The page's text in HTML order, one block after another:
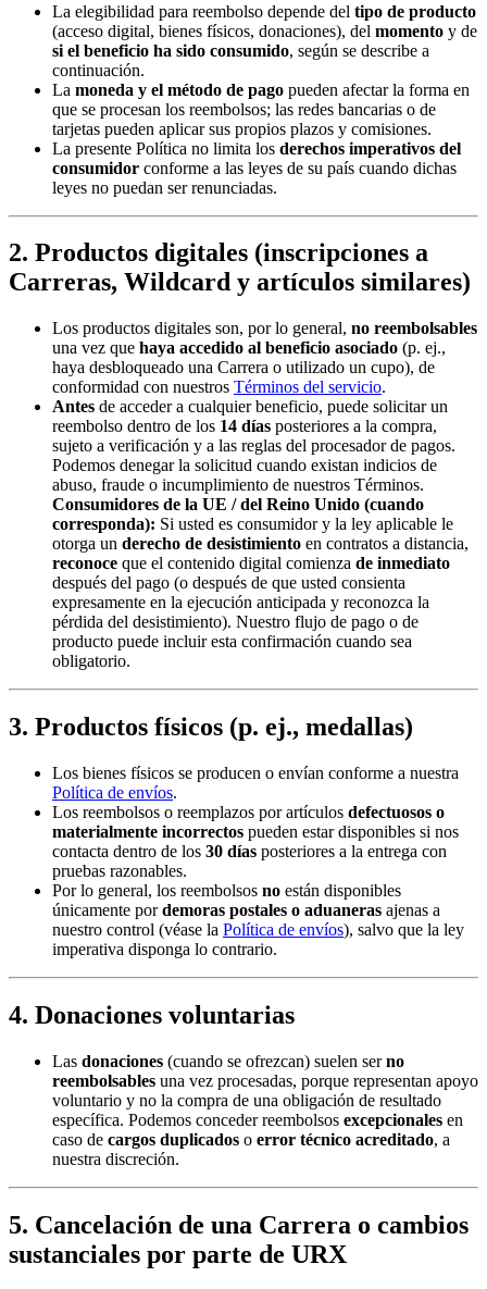
La elegibilidad para reembolso depende del tipo de producto
(acceso digital, bienes físicos, donaciones), del momento y de
si el beneficio ha sido consumido, según se describe a
continuación.
La moneda y el método de pago pueden afectar la forma en
que se procesan los reembolsos; las redes bancarias o de
tarjetas pueden aplicar sus propios plazos y comisiones.
La presente Política no limita los derechos imperativos del
consumidor conforme a las leyes de su país cuando dichas
leyes no puedan ser renunciadas.
2. Productos digitales (inscripciones a
Carreras, Wildcard y artículos similares)
Los productos digitales son, por lo general, no reembolsables
una vez que haya accedido al beneficio asociado (p. ej.,
haya desbloqueado una Carrera o utilizado un cupo), de
conformidad con nuestros Términos del servicio.
Antes de acceder a cualquier beneficio, puede solicitar un
reembolso dentro de los 14 días posteriores a la compra,
sujeto a verificación y a las reglas del procesador de pagos.
Podemos denegar la solicitud cuando existan indicios de
abuso, fraude o incumplimiento de nuestros Términos.
Consumidores de la UE / del Reino Unido (cuando
corresponda): Si usted es consumidor y la ley aplicable le
otorga un derecho de desistimiento en contratos a distancia,
reconoce que el contenido digital comienza de inmediato
después del pago (o después de que usted consienta
expresamente en la ejecución anticipada y reconozca la
pérdida del desistimiento). Nuestro flujo de pago o de
producto puede incluir esta confirmación cuando sea
obligatorio.
3. Productos físicos (p. ej., medallas)
Los bienes físicos se producen o envían conforme a nuestra
Política de envíos.
Los reembolsos o reemplazos por artículos defectuosos o
materialmente incorrectos pueden estar disponibles si nos
contacta dentro de los 30 días posteriores a la entrega con
pruebas razonables.
Por lo general, los reembolsos no están disponibles
únicamente pordemoras postales o aduaneras ajenas a
nuestro control (véase la Política de envíos), salvo que la ley
imperativa disponga lo contrario.
4. Donaciones voluntarias
Las donaciones (cuando se ofrezcan) suelen serno
reembolsables una vez procesadas, porque representan apoyo
voluntario y no la compra de una obligación de resultado
específica. Podemos conceder reembolsos excepcionales en
caso de cargos duplicados o error técnico acreditado, a
nuestra discreción.
5. Cancelación de una Carrera o cambios
sustanciales por parte de URX